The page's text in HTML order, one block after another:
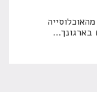
הפרעת קשב מאובחנת כיום בקרב כ- 5% מהאוכלוסייה
…